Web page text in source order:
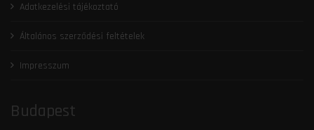
G.Y.I.K.
Adatkezelési tájékoztató
Általános szerződési feltételek